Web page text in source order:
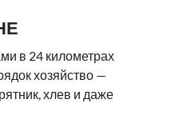
в 24 километрах
хозяйство —
хлев и даже